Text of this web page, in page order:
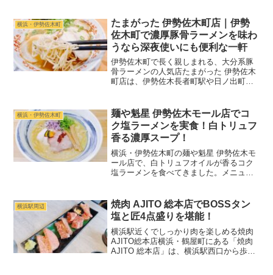
実食レビューです。
横浜・伊勢佐木町
たまがった 伊勢佐木町店｜伊勢
佐木町で濃厚豚骨ラーメンを味わ
うなら深夜使いにも便利な一軒
伊勢佐木町で長く親しまれる、大分系豚
骨ラーメンの人気店たまがった 伊勢佐木
町店は、伊勢佐木長者町駅や日ノ出町駅
骨スープに極細麺を合わせた一杯が看板
で、替玉を前提に楽しむ...
横浜・伊勢佐木町
麺や魁星 伊勢佐木モール店でコ
ク塩ラーメンを実食！白トリュフ
香る濃厚スープ！
横浜・伊勢佐木町の麺や魁星 伊勢佐木モ
ール店で、白トリュフオイルが香るコク
塩ラーメンを食べてきました。メニュー
横浜駅周辺
焼肉 AJITO 総本店でBOSSタン
塩と匠4点盛りを堪能！
横浜駅近くでしっかり肉を楽しめる焼肉
AJITO総本店横浜・鶴屋町にある「焼肉
AJITO 総本店」は、横浜駅西口から歩い